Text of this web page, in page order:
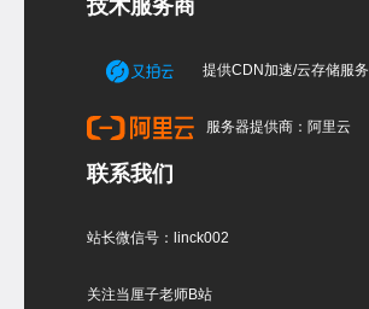
技术服务商
提供CDN加速/云存储服务
服务器提供商：阿里云
联系我们
站长微信号：linck002
关注当厘子老师B站